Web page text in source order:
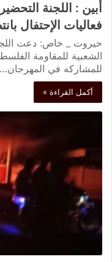
أبين : اللجنة
فعاليات الإحتفال
حيروت _ خاص: دعت
الشعبية للمقاومة
للمشاركه في المهرجان…
أكمل القراءة »